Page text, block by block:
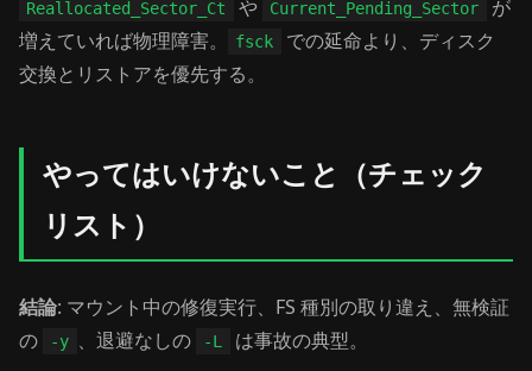
Reallocated_Sector_Ct や Current_Pending_Sector
が
増えていれば物理障害。
fsck
での延命より、ディスク
交換とリストアを優先する。
やってはいけないこと（チェック
リスト）
結論: マウント中の修復実行、FS 種別の取り違え、無検証
の
-y 、退避なしの -L は事故の典型。